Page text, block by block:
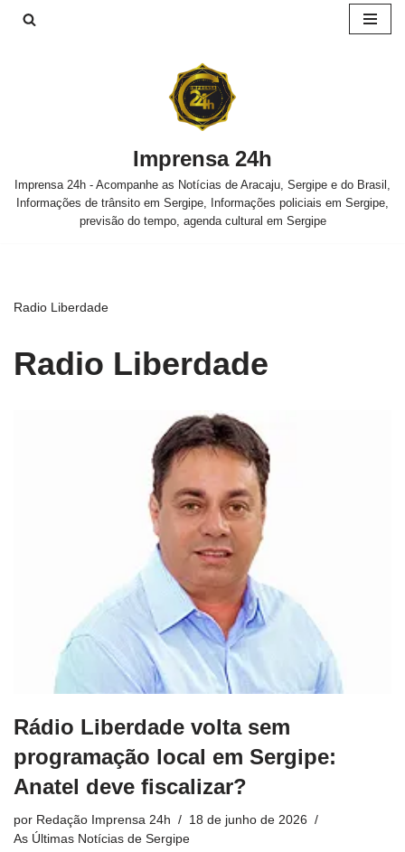
Imprensa 24h
Imprensa 24h - Acompanhe as Notícias de Aracaju, Sergipe e do Brasil,
Informações de trânsito em Sergipe, Informações policiais em Sergipe,
previsão do tempo, agenda cultural em Sergipe
Radio Liberdade
Radio Liberdade
Rádio Liberdade volta sem
programação local em Sergipe:
Anatel deve fiscalizar?
por Redação Imprensa 24h
18 de junho de 2026
As Últimas Notícias de Sergipe